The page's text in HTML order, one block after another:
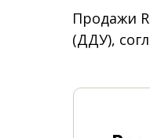
Продажи
(ДДУ),